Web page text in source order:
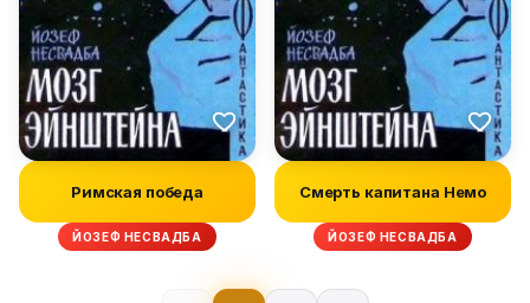
Римская победа
ЙОЗЕФ НЕСВАДБА
Смерть капитана Немо
ЙОЗЕФ НЕСВАДБА